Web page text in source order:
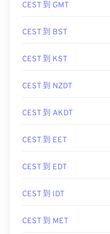
CEST 到 GMT
CEST 到 BST
CEST 到 KST
CEST 到 NZDT
CEST 到 AKDT
CEST 到 EET
CEST 到 EDT
CEST 到 IDT
CEST 到 MET